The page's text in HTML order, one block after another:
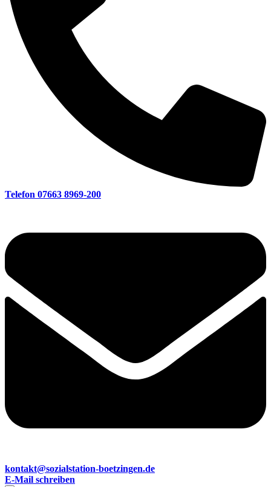
Telefon 07663 8969-200
kontakt@sozialstation-boetzingen.de
E-Mail schreiben